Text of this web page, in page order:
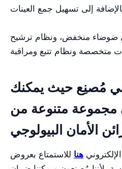
ضوضاء منخفض، ونظام ترشيح
مُصنِع حيث يمكنك
مجموعة متنوعة من
الأمان البيولوجي
هنا للاستمتاع بعروض